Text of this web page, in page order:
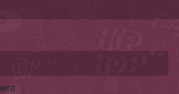
principaux